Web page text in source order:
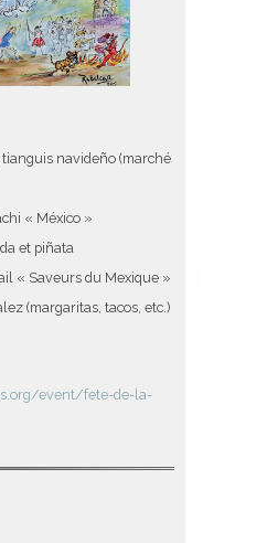
tianguis navideño (marché
« México »
et piñata
« Saveurs du Mexique »
(margaritas, tacos, etc.)
event/fete-de-la-